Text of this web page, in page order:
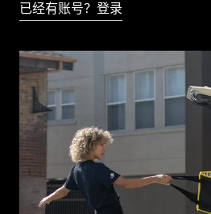
已经有账号？登录